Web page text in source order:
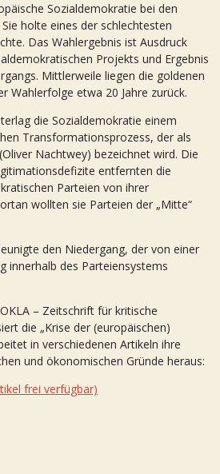
Sozialdemokratie bei den
holte eines der schlechtesten
Das Wahlergebnis ist Ausdruck
Projekts und Ergebnis
Mittlerweile liegen die goldenen
Wahlerfolge etwa 20 Jahre zurück.
die Sozialdemokratie einem
Transformationsprozess, der als
Nachtwey) bezeichnet wird. Die
entfernten die
Parteien von ihrer
wollten sie Parteien der „Mitte“
den Niedergang, der von einer
innerhalb des Parteiensystems
– Zeitschrift für kritische
die „Krise der (europäischen)
in verschiedenen Artikeln ihre
und ökonomischen Gründe heraus:
frei verfügbar)